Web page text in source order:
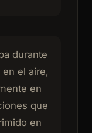
durante
en el aire,
en
que
en